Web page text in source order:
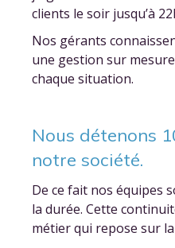
clients le soir jusqu’à
Nos gérants
une gestion sur
chaque situation.
Nous détenons
notre société.
De ce fait nos équipes
la durée. Cette
métier qui repose sur